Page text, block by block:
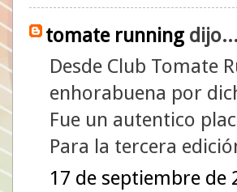
tomate running dijo...
Desde Club Tomate
enhorabuena por
Fue un autentico
Para la tercera
17 de septiembre de